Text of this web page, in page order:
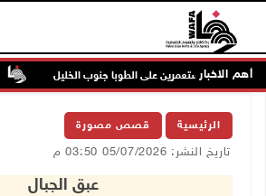
أهم الاخبار
هجوم للمستعمرين على الطوبا جنوب الخليل
الرئيسية قصص مصورة
تاريخ النشر: 05/07/2026 03:50 م
عبق الجبال